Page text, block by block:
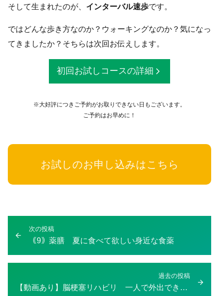
そして生まれたのが、 インターバル速歩です。
ではどんな歩き方なのか？ウォーキングなのか？気になっ
てきましたか？そちらは次回お伝えします。
初回お試しコースの詳細
※大好評につきご予約がお取りできない日もございます。
ご予約はお早めに！
お試しのお申し込みはこちら
ビ
過去の投稿
去
【動画あり】脳梗塞リハビリ 一人で外出できるようになりたい。
次の投稿
投
｟9｠薬膳 夏に食べて欲しい身近な食薬